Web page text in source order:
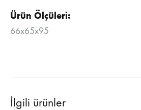
Ürün Ölçüleri:
66x65x95
İlgili ürünler